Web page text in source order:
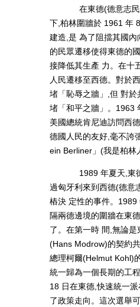
在東德(德意志
下,柏林圍牆於 1961 年
建造,是 為了阻擋其國
的民眾遷移使得東德的
接降低其生產 力。在十
人民遷移至西德。對於
堵「恥辱之牆」,但 對
堵「和平之牆」。1963
美國總統肯尼迪訪問西
德國人民的友好,毫不誇
ein Berliner」(我是柏林
1989 年夏天,東
過匈牙利來到西德(德意
樁決 定性的事件。
隔兩德邊境的圍牆在東
了。在第一時 間,無論是
(Hans Modrow)的契約
總理柯爾(Helmut Kohl)
統一歸為一個長期的工
18 日在東德,快速統一
了政策走向。這次選舉